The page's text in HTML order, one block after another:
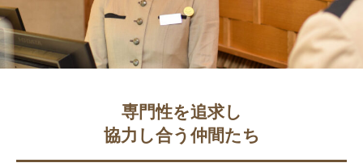
専門性を追求し
協力し合う仲間たち